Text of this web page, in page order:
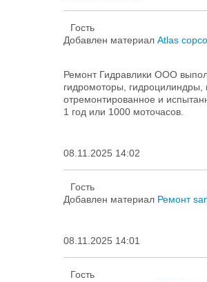
Гость
Добавлен материал Atlas
Ремонт Гидравлики ООО
гидромоторы,
отремонтированное и
1 год или 1000 моточасов.
08.11.2025 14:02
Гость
Добавлен материал Ремонт
08.11.2025 14:01
Гость